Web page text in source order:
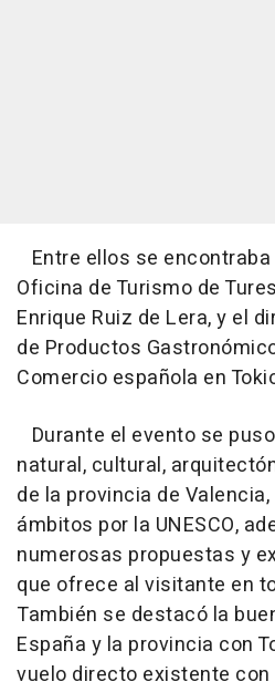
Entre ellos se
Oficina de Turismo de
Enrique Ruiz de Lera, y el
de Productos
Comercio española en
Durante el evento se
natural, cultural,
de la provincia de
ámbitos por la UNESCO,
numerosas propuestas y
que ofrece al visitante en
También se destacó la
España y la provincia con
vuelo directo existente con